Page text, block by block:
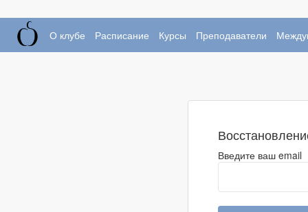
О клубе Расписание Курсы Преподаватели
Введите ваш email